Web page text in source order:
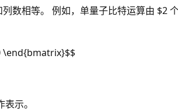
数相等。 例如，单量子比特运算由 $2
\end{bmatrix}$$
示。